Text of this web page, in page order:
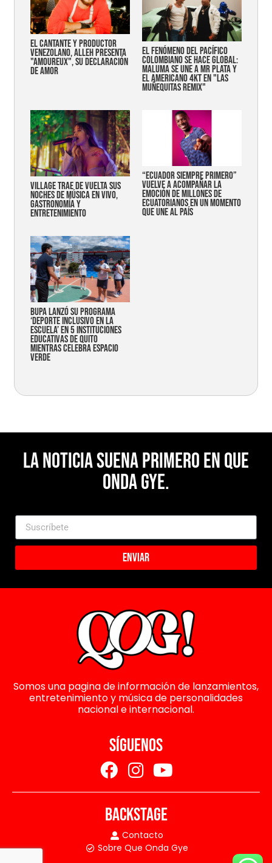
EL CANTANTE Y PRODUCTOR
VENEZOLANO, ALLEH PRESENTA
"AMOUREUX", SU DECLARACIÓN
DE AMOR
EL FENÓMENO DEL PACÍFICO
COLOMBIANO SE HACE GLOBAL:
MALUMA SE UNE A MR PLATA Y
EL AMERICANO 4KT EN "LAS
MUÑEQUITAS REMIX"
Village trae de vuelta sus
noches de música en vivo,
gastronomía y
entretenimiento
“Ecuador siempre primero”
vuelve a acompañar la
emoción de millones de
ecuatorianos en un momento
que une al país
Bupa lanzó su programa
‘Deporte Inclusivo en la
Escuela’ en 5 instituciones
educativas de Quito
mientras celebra espacio
verde
La noticia suena primero en Que
Onda Gye.
Enviar
Somos una pagina de información de lanzamientos,
entretenimiento y música de personalidades
nacional e internacional.
SÍGUENOS
BACKSTAGE
Contacto
Sobre Que Onda Gye